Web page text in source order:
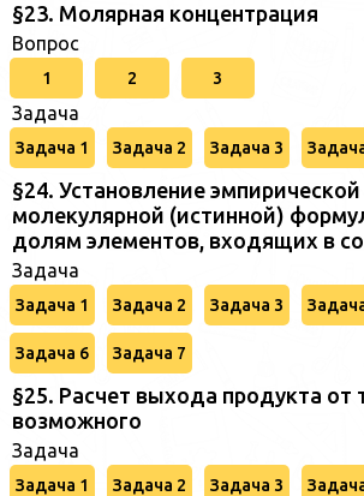
§23. Молярная концентрация
Вопрос
1 2 3
Задача
Задача 1 Задача 2 Задача 3
§24. Установление эмпирической
молекулярной (истинной)
долям элементов, входящих в
Задача
Задача 1 Задача 2 Задача 3
Задача 6 Задача 7
§25. Расчет выхода продукта от
возможного
Задача
Задача 1 Задача 2 Задача 3